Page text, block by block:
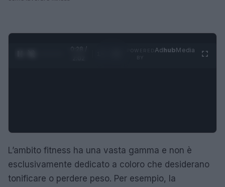
0:29 /
AdhubMedia
L’ambito fitness ha una vasta gamma e non è
esclusivamente dedicato a coloro che desiderano
tonificare o perdere peso. Per esempio, la